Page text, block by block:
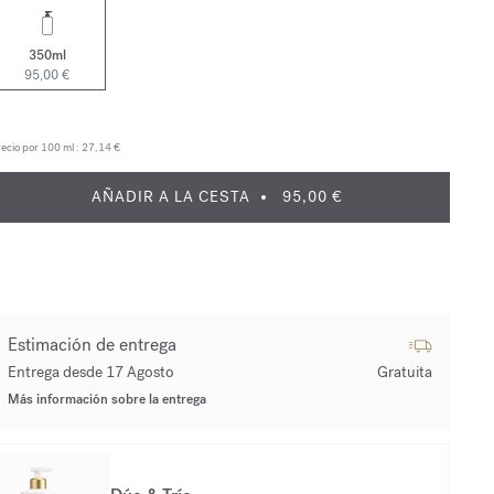
350ml
95,00 €
por 100 ml : 27,14 €
AÑADIR A LA CESTA 95,00 €
Estimación de entrega
Entrega desde 17 Agosto Gratuita
Más información sobre la entrega